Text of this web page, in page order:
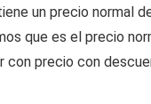
un precio normal
que es el precio
con precio con